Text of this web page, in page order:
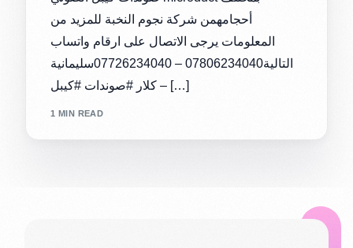
أحجامهمن شركة نجوم النخبة للمزيد من
المعلومات يرجى الاتصال على ارقام واتساب
التالية07806234040 – 07726234040سليمانية
– كلار #صوندات #كيبل […]
1 MIN READ